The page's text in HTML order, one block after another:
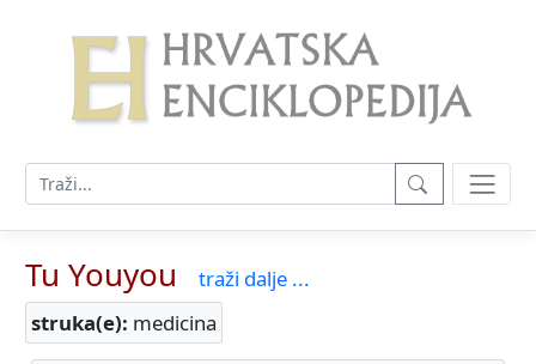
Tu Youyou
traži dalje ...
struka(e): medicina